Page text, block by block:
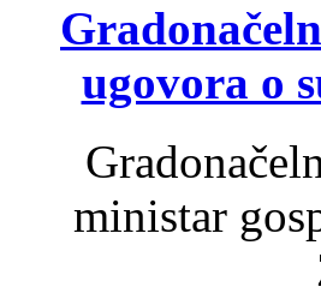
ugovora o
ministar